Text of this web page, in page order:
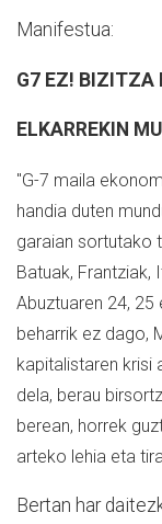
Manifestua:
G7 EZ! BIZITZA
ELKARREKIN
"G-7 maila
handia duten
garaian sortutako
Batuak, Frantziak,
Abuztuaren 24, 25
beharrik ez dago,
kapitalistaren krisi
dela, berau
berean, horrek
arteko lehia eta
Bertan har